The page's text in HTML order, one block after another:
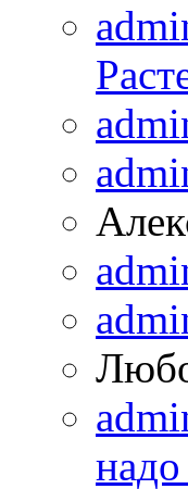
надо